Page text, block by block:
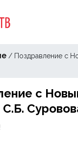
/ Поздравление с
с
С.Б.